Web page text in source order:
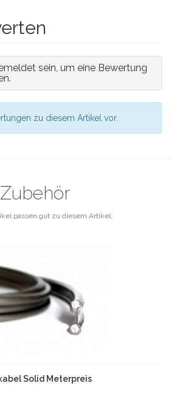
sein, um eine Bewertung
zu diesem Artikel vor.
Zubehör
passen gut zu diesem Artikel.
Solid Meterpreis